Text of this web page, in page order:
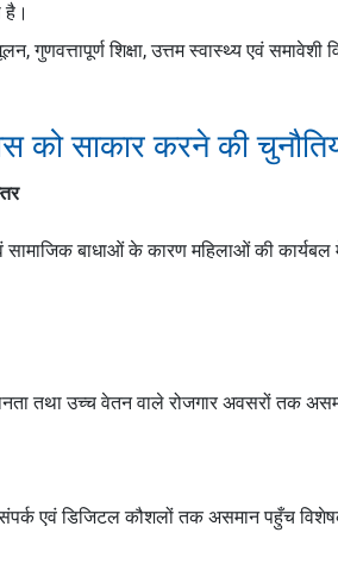
है।
गुणवत्तापूर्ण शिक्षा, उत्तम स्वास्थ्य एवं
को साकार करने की
बाधाओं के कारण महिलाओं की कार्यबल
तथा उच्च वेतन वाले रोजगार अवसरों तक
एवं डिजिटल कौशलों तक असमान पहुँच